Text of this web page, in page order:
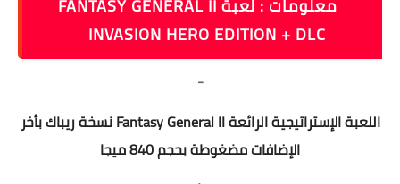
INVASION HERO EDITION + DLC
-
اللعبة الإستراتيجية الرائعة Fantasy General II نسخة ريباك بأخر
الإضافات مضغوطة بحجم 840 ميجا